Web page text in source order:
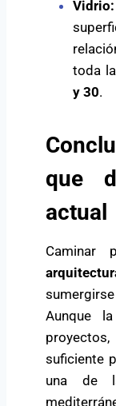
Vidrio:
toda la
y 30.
que
actual
Caminar
Aunque
suficiente
una de